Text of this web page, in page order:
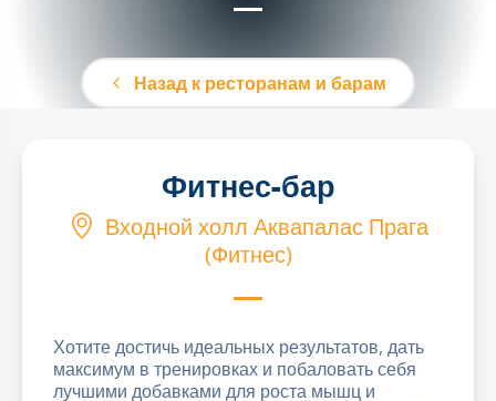
Назад к ресторанам и барам
Фитнес-бар
Входной холл Аквапалас Прага
(Фитнес)
Хотите достичь идеальных результатов, дать
максимум в тренировках и побаловать себя
лучшими добавками для роста мышц и